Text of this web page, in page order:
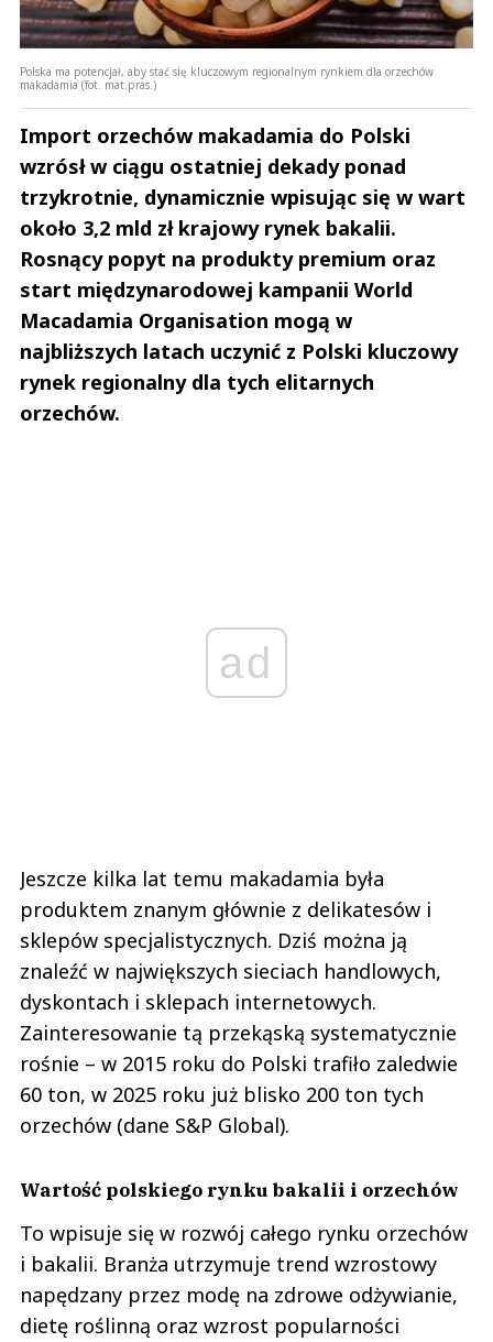
Polska ma potencjał, aby stać się kluczowym regionalnym rynkiem dla orzechów
makadamia (fot. mat.pras.)
Import orzechów makadamia do Polski
wzrósł w ciągu ostatniej dekady ponad
trzykrotnie, dynamicznie wpisując się w wart
około 3,2 mld zł krajowy rynek bakalii.
Rosnący popyt na produkty premium oraz
start międzynarodowej kampanii World
Macadamia Organisation mogą w
najbliższych latach uczynić z Polski kluczowy
rynek regionalny dla tych elitarnych
orzechów.
ad
Jeszcze kilka lat temu makadamia była
produktem znanym głównie z delikatesów i
sklepów specjalistycznych. Dziś można ją
znaleźć w największych sieciach handlowych,
dyskontach i sklepach internetowych.
Zainteresowanie tą przekąską systematycznie
rośnie – w 2015 roku do Polski trafiło zaledwie
60 ton, w 2025 roku już blisko 200 ton tych
orzechów (dane S&P Global).
Wartość polskiego rynku bakalii i orzechów
To wpisuje się w rozwój całego rynku orzechów
i bakalii. Branża utrzymuje trend wzrostowy
napędzany przez modę na zdrowe odżywianie,
dietę roślinną oraz wzrost popularności